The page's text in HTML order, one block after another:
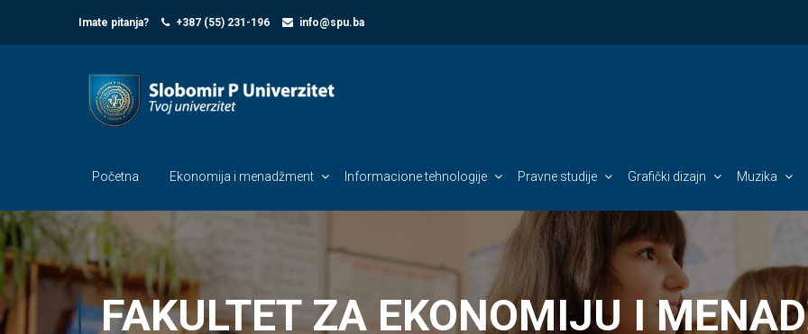
Imate pitanja? +387 (55) 231-196 info@spu.ba
Početna Ekonomija i menadžment Informacione tehnologije Pravne studije Grafički dizajn Muzika
FAKULTET ZA EKONOMIJU I